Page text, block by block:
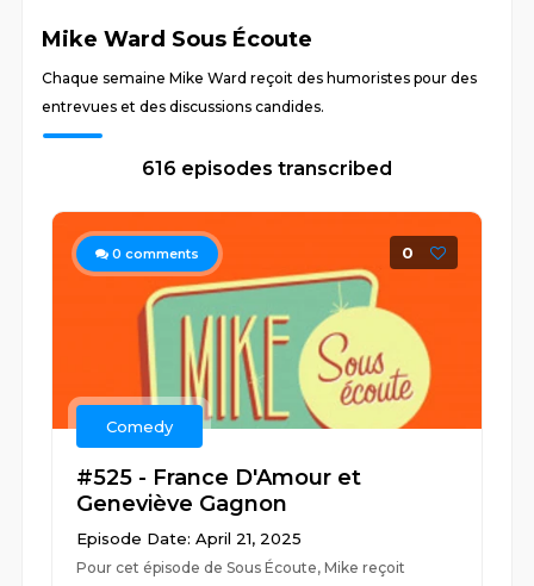
Mike Ward Sous Écoute
Chaque semaine Mike Ward reçoit des humoristes pour des
entrevues et des discussions candides.
616 episodes transcribed
0 comments 0
Comedy
#525 - France D'Amour et
Geneviève Gagnon
Episode Date: April 21, 2025
Pour cet épisode de Sous Écoute, Mike reçoit